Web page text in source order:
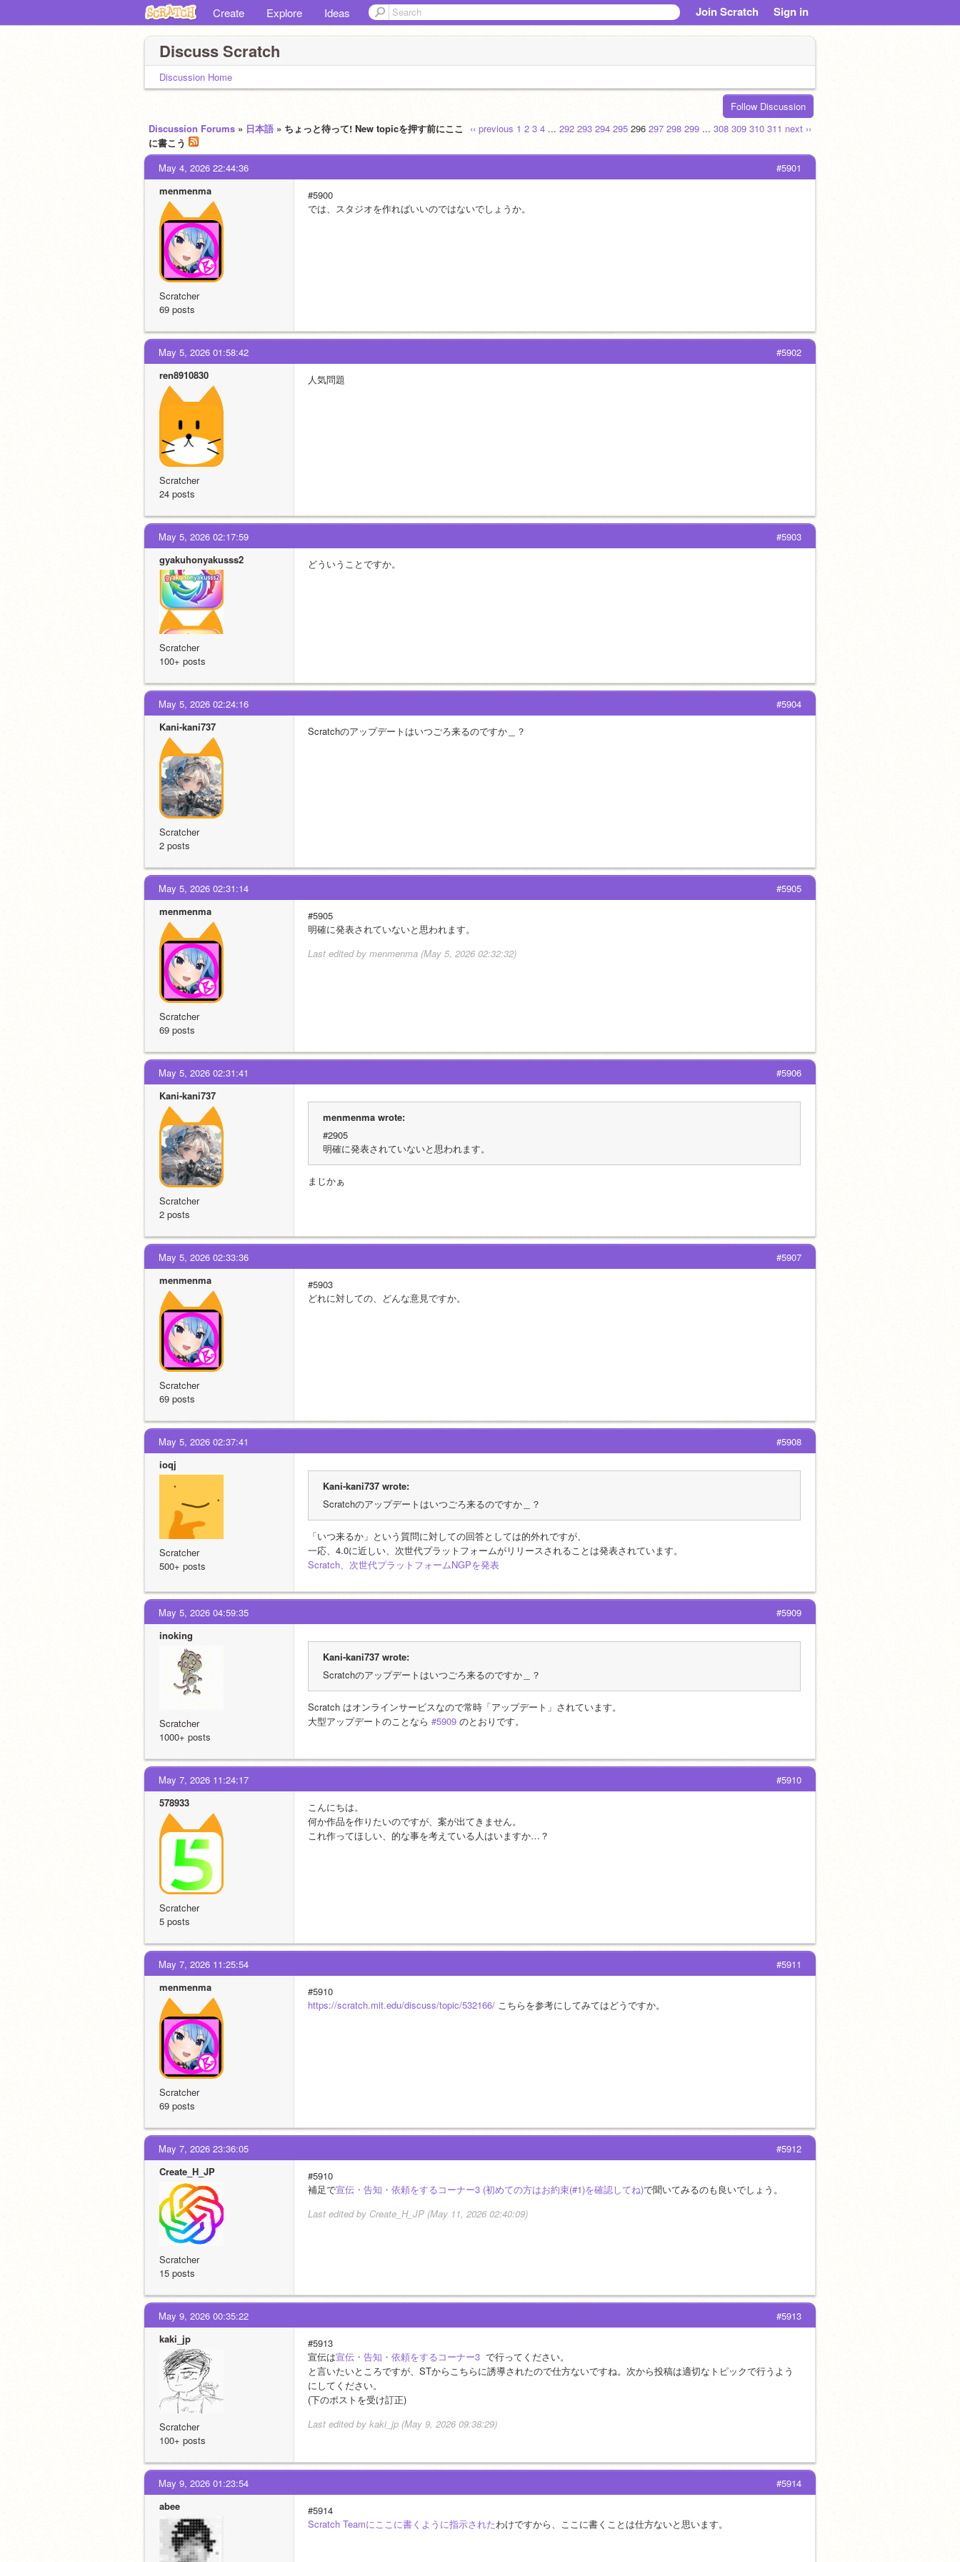
Create Explore Ideas Join Scratch Sign in
Discuss Scratch
Discussion Home
Follow Discussion
‹‹ previous 1 2 3 4 ... 292 293 294 295 296 297 298 299 ... 308 309 310 311 next ››
Discussion Forums » 日本語 » ちょっと待って! New topicを押す前にここ
に書こう
#5901
May 4, 2026 22:44:36
menmenma
Scratcher
69 posts
#5900
では、スタジオを作ればいいのではないでしょうか。
#5902
May 5, 2026 01:58:42
ren8910830
Scratcher
24 posts
人気問題
#5903
May 5, 2026 02:17:59
gyakuhonyakusss2
Scratcher
100+ posts
どういうことですか。
#5904
May 5, 2026 02:24:16
Kani-kani737
Scratcher
2 posts
Scratchのアップデートはいつごろ来るのですか＿？
#5905
May 5, 2026 02:31:14
menmenma
Scratcher
69 posts
#5905
明確に発表されていないと思われます。
Last edited by menmenma (May 5, 2026 02:32:32)
#5906
May 5, 2026 02:31:41
Kani-kani737
Scratcher
2 posts
menmenma wrote:
#2905
明確に発表されていないと思われます。
まじかぁ
#5907
May 5, 2026 02:33:36
menmenma
Scratcher
69 posts
#5903
どれに対しての、どんな意見ですか。
#5908
May 5, 2026 02:37:41
ioqj
Scratcher
500+ posts
Kani-kani737 wrote:
Scratchのアップデートはいつごろ来るのですか＿？
「いつ来るか」という質問に対しての回答としては的外れですが、
一応、4.0に近しい、次世代プラットフォームがリリースされることは発表されています。
Scratch、次世代プラットフォームNGPを発表
#5909
May 5, 2026 04:59:35
inoking
Scratcher
1000+ posts
Kani-kani737 wrote:
Scratchのアップデートはいつごろ来るのですか＿？
Scratch はオンラインサービスなので常時「アップデート」されています。
大型アップデートのことなら #5909 のとおりです。
#5910
May 7, 2026 11:24:17
578933
Scratcher
5 posts
こんにちは。
何か作品を作りたいのですが、案が出てきません。
これ作ってほしい、的な事を考えている人はいますか…？
#5911
May 7, 2026 11:25:54
menmenma
Scratcher
69 posts
#5910
https://scratch.mit.edu/discuss/topic/532166/ こちらを参考にしてみてはどうですか。
#5912
May 7, 2026 23:36:05
Create_H_JP
Scratcher
15 posts
#5910
補足で宣伝・告知・依頼をするコーナー3 (初めての方はお約束(#1)を確認してね)で聞いてみるのも良いでしょう。
Last edited by Create_H_JP (May 11, 2026 02:40:09)
#5913
May 9, 2026 00:35:22
kaki_jp
Scratcher
100+ posts
#5913
宣伝は宣伝・告知・依頼をするコーナー3 で行ってください。
と言いたいところですが、STからこちらに誘導されたので仕方ないですね。次から投稿は適切なトピックで行うよう
にしてください。
(下のポストを受け訂正)
Last edited by kaki_jp (May 9, 2026 09:38:29)
#5914
May 9, 2026 01:23:54
abee
#5914
Scratch Teamにここに書くように指示されたわけですから、ここに書くことは仕方ないと思います。